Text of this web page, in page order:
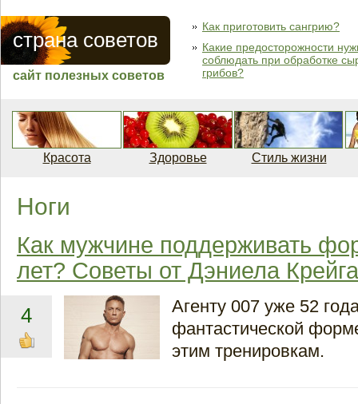
страна советов
сайт полезных советов
Как приготовить сангрию?
Какие предосторожности
соблюдать при обработке
грибов?
Красота Здоровье Стиль жизни
Ноги
Как мужчине поддерживать
лет? Советы от Дэниела Крейга
4
Агенту 007 уже 52
фантастической
этим тренировкам.